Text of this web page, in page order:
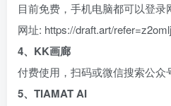
目前免费，手机电脑都可以登录
网址: https://draft.art/refer=z2omlj
4、KK画廊
付费使用，扫码或微信搜索公众
5、TIAMAT AI